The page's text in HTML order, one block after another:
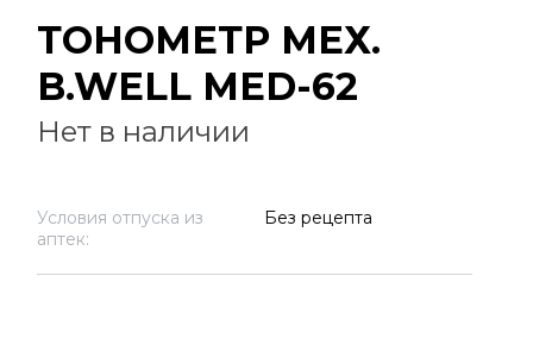
ТОНОМЕТР МЕХ.
B.WELL MED-62
Нет в наличии
Условия отпуска из
аптек:
Без рецепта